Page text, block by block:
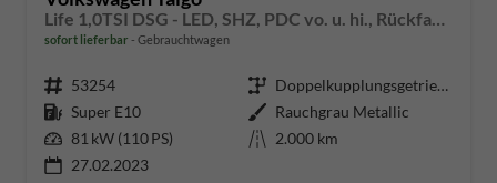
Life 1,0TSI DSG - LED, SHZ, PDC vo. u. hi., Rückfahrkamera
sofort lieferbar Gebrauchtwagen
Fahrzeugnummer 53254 Getriebe
Doppelkupplungsgetriebe (DSG)
Kraftstoff Super E10 Außenfarbe Rauchgrau Metallic
Leistung 81 kW (110 PS) Kilometerstand 2.000 km
27.02.2023